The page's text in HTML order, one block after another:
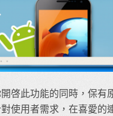
啓此功能的同時，保有
使用者需求，在喜愛的